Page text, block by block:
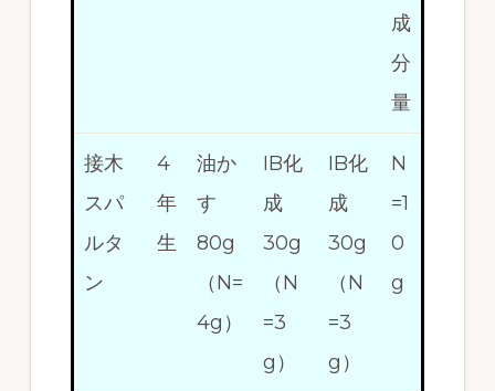
成
分
量
接木
スパ
ルタ
ン
4
年
生
油か
す
80g
（N=
4g）
IB化
成
30g
（N
=3
g）
IB化
成
30g
（N
=3
g）
N
=1
0
g